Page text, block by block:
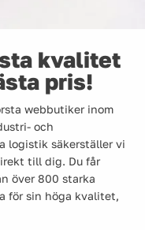
kvalitet
pris!
webbutiker inom
och
logistik säkerställer vi
till dig. Du får
över 800 starka
för sin höga kvalitet,